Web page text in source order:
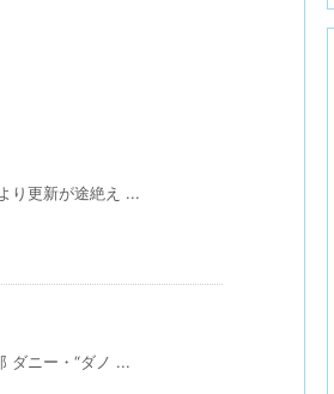
り更新が途絶え ...
ダニー・“ダノ ...